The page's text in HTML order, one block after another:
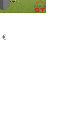
€